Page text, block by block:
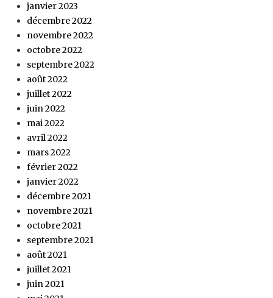
janvier 2023
décembre 2022
novembre 2022
octobre 2022
septembre 2022
août 2022
juillet 2022
juin 2022
mai 2022
avril 2022
mars 2022
février 2022
janvier 2022
décembre 2021
novembre 2021
octobre 2021
septembre 2021
août 2021
juillet 2021
juin 2021